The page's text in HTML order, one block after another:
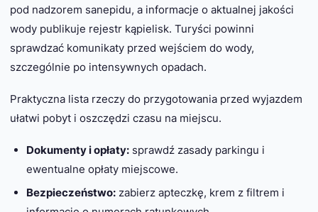
pod nadzorem sanepidu, a informacje o aktualnej jakości
wody publikuje rejestr kąpielisk. Turyści powinni
sprawdzać komunikaty przed wejściem do wody,
szczególnie po intensywnych opadach.
Praktyczna lista rzeczy do przygotowania przed wyjazdem
ułatwi pobyt i oszczędzi czasu na miejscu.
Dokumenty i opłaty:sprawdź zasady parkingu i
ewentualne opłaty miejscowe.
Bezpieczeństwo:zabierz apteczkę, krem z filtrem i